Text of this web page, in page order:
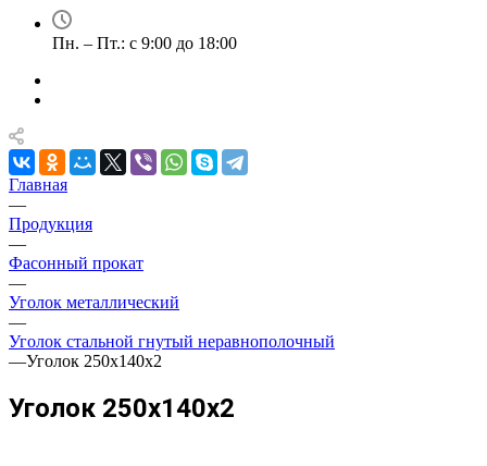
Пн. – Пт.: с 9:00 до 18:00
Главная
—
Продукция
—
Фасонный прокат
—
Уголок металлический
—
Уголок стальной гнутый неравнополочный
—Уголок 250х140х2
Уголок 250х140х2